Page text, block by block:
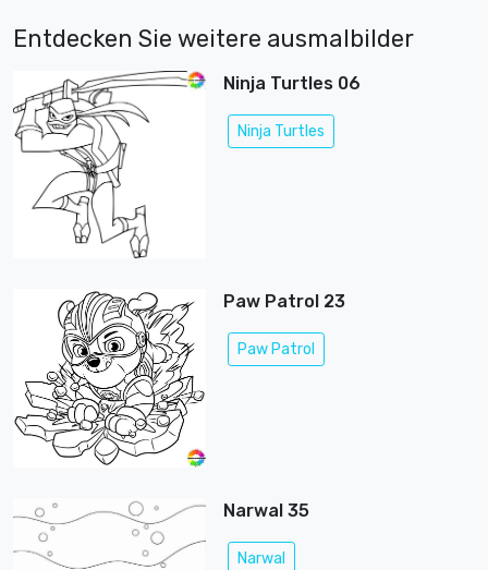
Entdecken Sie weitere ausmalbilder
Ninja Turtles 06
Ninja Turtles
Paw Patrol 23
Paw Patrol
Narwal 35
Narwal